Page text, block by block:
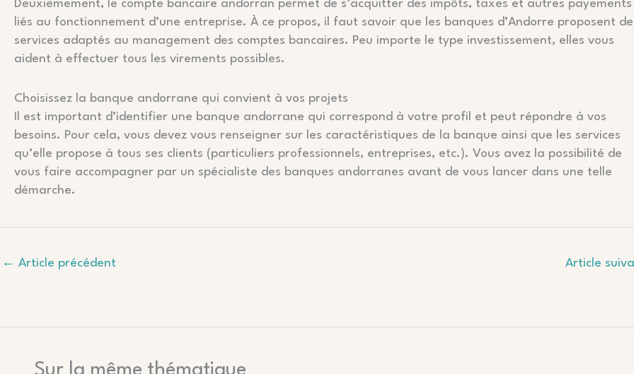
Deuxièmement, le compte bancaire andorran permet de s’acquitter des impôts, taxes et autres payements
liés au fonctionnement d’une entreprise. À ce propos, il faut savoir que les banques d’Andorre proposent
services adaptés au management des comptes bancaires. Peu importe le type investissement, elles vous
aident à effectuer tous les virements possibles.
Choisissez la banque andorrane qui convient à vos projets
Il est important d’identifier une banque andorrane qui correspond à votre profil et peut répondre à vos
besoins. Pour cela, vous devez vous renseigner sur les caractéristiques de la banque ainsi que les services
qu’elle propose à tous ses clients (particuliers professionnels, entreprises, etc.). Vous avez la possibilité de
vous faire accompagner par un spécialiste des banques andorranes avant de vous lancer dans une telle
démarche.
← Article précédent Article